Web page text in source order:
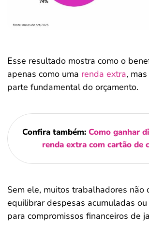
Esse resultado mostra como o
apenas como uma renda extra,
parte fundamental do orçamento.
Confira também: Como ganhar
renda extra com cartão de
Sem ele, muitos trabalhadores não
equilibrar despesas acumuladas
para compromissos financeiros de